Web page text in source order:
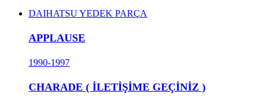
DAIHATSU YEDEK PARÇA
APPLAUSE
1990-1997
CHARADE ( İLETİŞİME GEÇİNİZ )